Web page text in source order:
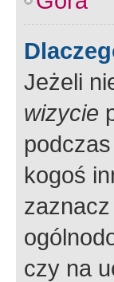
Jeżeli
wizycie
kogoś
czy na